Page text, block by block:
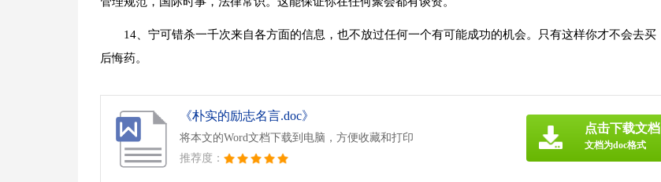
14、宁可错杀一千次来自各方面的信息，也不放过任何一个有可能成功的机会。只有这样你才不会去买
后悔药。
《朴实的励志名言.doc》
将本文的Word文档下载到电脑，方便收藏和打印
推荐度：
点击下载文档
文档为doc格式